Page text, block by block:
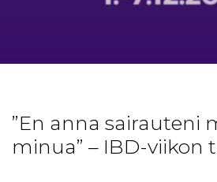
”En anna sairauteni
minua” – IBD-viikon